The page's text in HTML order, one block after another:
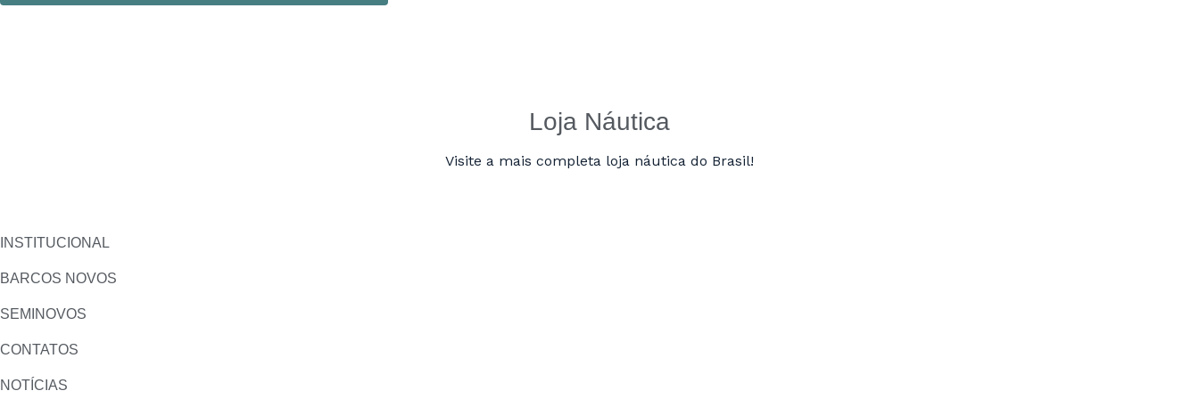
Loja Náutica
Visite a mais completa loja náutica do Brasil!
INSTITUCIONAL
BARCOS NOVOS
SEMINOVOS
CONTATOS
NOTÍCIAS